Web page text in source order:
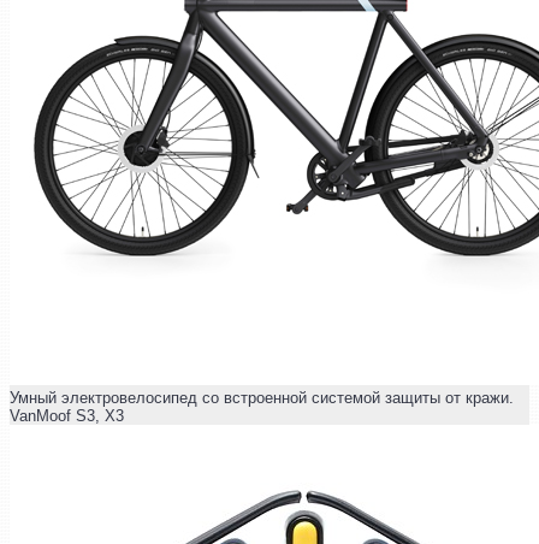
Умный электровелосипед со встроенной системой защиты от кражи.
VanMoof S3, X3